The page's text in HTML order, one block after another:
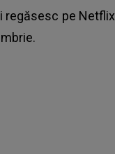
regăsesc pe Netflix